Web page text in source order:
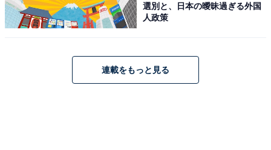
選別と、日本の曖昧過ぎる外国
人政策
連載をもっと見る